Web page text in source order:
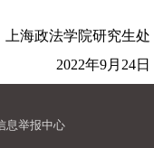
上海政法学院研究生处
2022年9月24日
息举报中心